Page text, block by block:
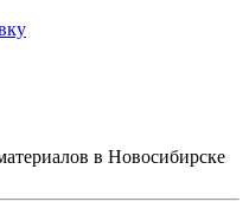
в Новосибирске